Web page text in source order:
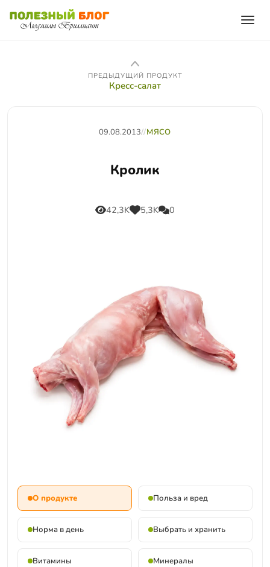
ПРЕДЫДУЩИЙ ПРОДУКТ
Кресс-салат
09.08.2013//МЯСО
Кролик
42,3K 5,3K 0
О продукте Польза и вред
Норма в день Выбрать и хранить
Витамины Минералы